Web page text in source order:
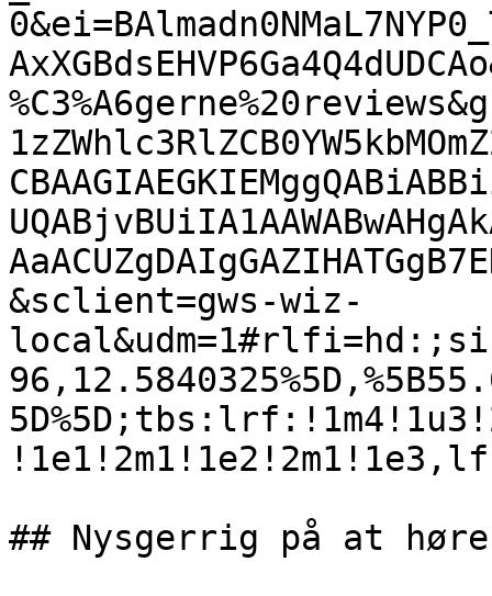
&sclient=gws-wiz-
## Nysgerrig på at høre